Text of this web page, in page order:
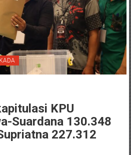
KPU
Suardana 130.348
227.312